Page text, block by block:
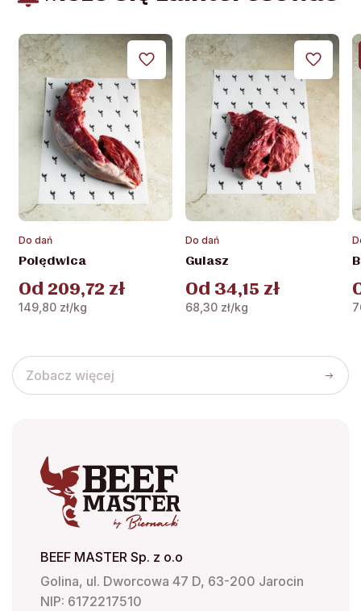
ma
wiele
wariantów.
wybrać
na
Do dań
Polędwica
Od 209,72 zł
149,80 zł/kg
ma
wiele
wariantów.
Do dań
Gulasz
Od 34,15 zł
68,30 zł/kg
Zobacz więcej
BEEF MASTER Sp. z o.o
Golina, ul. Dworcowa 47 D, 63-200 Jarocin
NIP: 6172217510